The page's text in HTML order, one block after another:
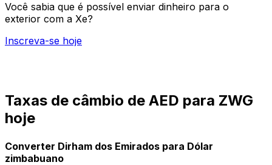
Você sabia que é possível enviar dinheiro para o
exterior com a Xe?
Inscreva-se hoje
Taxas de câmbio de AED para ZWG
hoje
Converter Dirham dos Emirados para Dólar
zimbabuano